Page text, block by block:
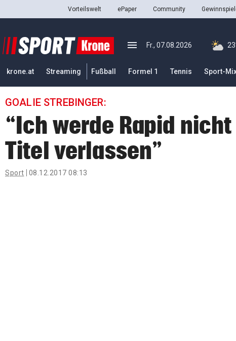
closeSchließen
Abonnieren
pin_drop
bookmark
search
Suchbegriff
Vorteilswelt ePaper Community
menu Menü aufklappen
Fr., 07.08.2026
krone.at Streaming Fußball Formel 1 Tennis Sport-
GOALIE STREBINGER:
“Ich werde Rapid
Titel verlassen”
Sport 08.12.2017 08:13